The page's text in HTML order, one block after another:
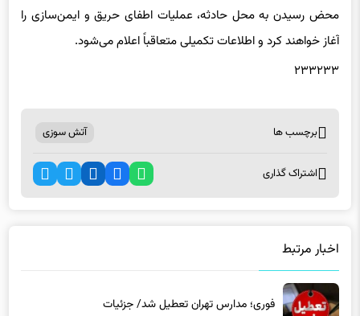
محض رسیدن به محل حادثه، عملیات اطفای حریق و ایمن‌سازی را
آغاز خواهند کرد و اطلاعات تکمیلی متعاقباً اعلام می‌شود.
۲۳۳۲۳۳
برچسب ها آتش سوزی
اشتراک گذاری
اخبار مرتبط
فوری؛ مدارس تهران تعطیل شد/ جزئیات